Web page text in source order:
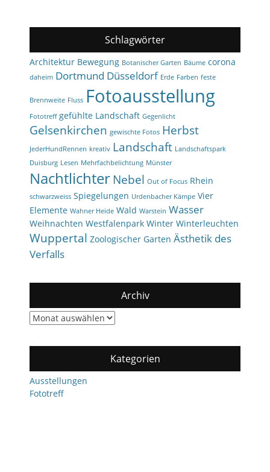
Schlagwörter
Architektur Bewegung Botanischer Garten Bäume corona
daheim Dortmund Düsseldorf Erde Farben feste
Brennweite Fluss Fotoausstellung
Fototreff gefühlte Landschaft Gegenlicht
Gelsenkirchen gewischte Fotos Herbst
JederHundRennen kreativ Landschaft Landschaftspark
Duisburg Lesen Mehrfachbelichtung Münster
NachtlichterNebel Out of Focus Rhein
schwarzweiss Spiegelungen Urdenbacher Kämpe Vier
Elemente Wahner Heide Wald Warstein Wasser
Weihnachten Westfalenpark Winter Winterleuchten
Wuppertal Zoologischer Garten Ästhetik des
Verfalls
Archiv
Archiv
Kategorien
Ausstellungen
Fototreff